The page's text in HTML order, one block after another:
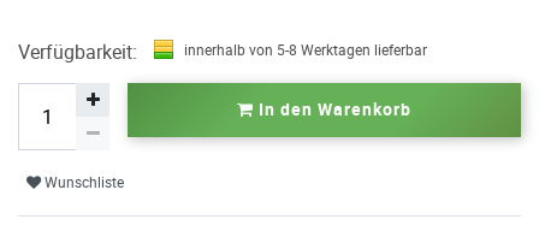
Verfügbarkeit: innerhalb von 5-8 Werktagen lieferbar
In den Warenkorb
Wunschliste